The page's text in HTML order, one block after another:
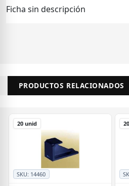
Ficha sin descripción
PRODUCTOS RELACIONADOS
SKU: 14460
20 unid